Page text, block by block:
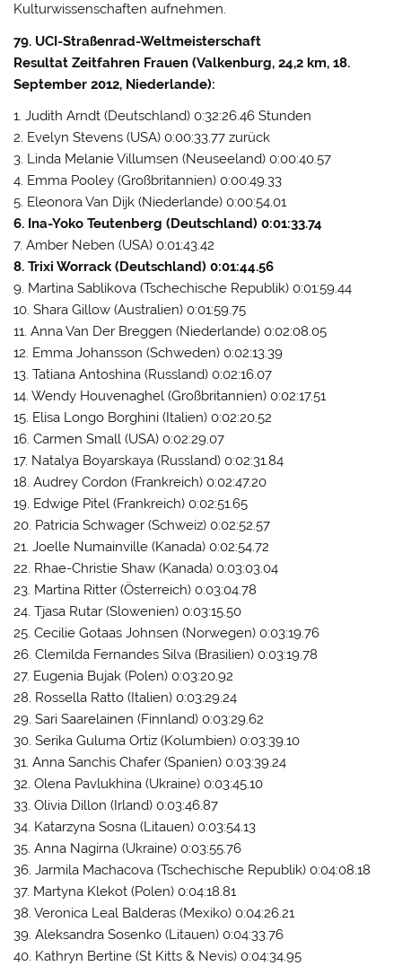
Kulturwissenschaften aufnehmen.
79. UCI-Straßenrad-Weltmeisterschaft
Resultat Zeitfahren Frauen (Valkenburg, 24,2 km, 18.
September 2012, Niederlande):
1. Judith Arndt (Deutschland) 0:32:26.46 Stunden
2. Evelyn Stevens (USA) 0:00:33.77 zurück
3. Linda Melanie Villumsen (Neuseeland) 0:00:40.57
4. Emma Pooley (Großbritannien) 0:00:49.33
5. Eleonora Van Dijk (Niederlande) 0:00:54.01
6. Ina-Yoko Teutenberg (Deutschland) 0:01:33.74
7. Amber Neben (USA) 0:01:43.42
8. Trixi Worrack (Deutschland) 0:01:44.56
9. Martina Sablikova (Tschechische Republik) 0:01:59.44
10. Shara Gillow (Australien) 0:01:59.75
11. Anna Van Der Breggen (Niederlande) 0:02:08.05
12. Emma Johansson (Schweden) 0:02:13.39
13. Tatiana Antoshina (Russland) 0:02:16.07
14. Wendy Houvenaghel (Großbritannien) 0:02:17.51
15. Elisa Longo Borghini (Italien) 0:02:20.52
16. Carmen Small (USA) 0:02:29.07
17. Natalya Boyarskaya (Russland) 0:02:31.84
18. Audrey Cordon (Frankreich) 0:02:47.20
19. Edwige Pitel (Frankreich) 0:02:51.65
20. Patricia Schwager (Schweiz) 0:02:52.57
21. Joelle Numainville (Kanada) 0:02:54.72
22. Rhae-Christie Shaw (Kanada) 0:03:03.04
23. Martina Ritter (Österreich) 0:03:04.78
24. Tjasa Rutar (Slowenien) 0:03:15.50
25. Cecilie Gotaas Johnsen (Norwegen) 0:03:19.76
26. Clemilda Fernandes Silva (Brasilien) 0:03:19.78
27. Eugenia Bujak (Polen) 0:03:20.92
28. Rossella Ratto (Italien) 0:03:29.24
29. Sari Saarelainen (Finnland) 0:03:29.62
30. Serika Guluma Ortiz (Kolumbien) 0:03:39.10
31. Anna Sanchis Chafer (Spanien) 0:03:39.24
32. Olena Pavlukhina (Ukraine) 0:03:45.10
33. Olivia Dillon (Irland) 0:03:46.87
34. Katarzyna Sosna (Litauen) 0:03:54.13
35. Anna Nagirna (Ukraine) 0:03:55.76
36. Jarmila Machacova (Tschechische Republik) 0:04:08.18
37. Martyna Klekot (Polen) 0:04:18.81
38. Veronica Leal Balderas (Mexiko) 0:04:26.21
39. Aleksandra Sosenko (Litauen) 0:04:33.76
40. Kathryn Bertine (St Kitts & Nevis) 0:04:34.95